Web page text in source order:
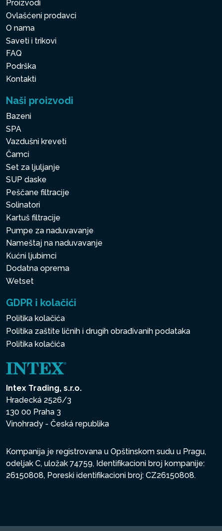
Proizvodi
Ovlašćeni prodavci
O nama
Saveti i trikovi
FAQ
Podrška
Kontakti
Naši proizvodi
Bazeni
SPA
Vazdušni kreveti
Čamci
Set za ljuljanje
SUP daske
Peščane filtracije
Solinatori
Kartuš filtracije
Pumpe za naduvavanje
Nameštaj na naduvavanje
Kućni ljubimci
Dodatna oprema
Wetset
GDPR i kolačići
Politika kolačića
Politika zaštite ličnih i drugih obrađivanih podataka
Politika kolačića
Intex Trading, s.r.o.
Hradecká 2526/3
130 00 Praha 3
Vinohrady - Česká republika
Kompanija je registrovana u Opštinskom sudu u Pragu,
odeljak C, uložak 74759, Identifikacioni broj kompanije:
26150808, Poreski identifikacioni broj: CZ26150808.